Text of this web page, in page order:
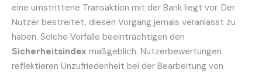
eine umstrittene Transaktion mit der Bank liegt vor. Der
Nutzer bestreitet, diesen Vorgang jemals veranlasst zu
haben. Solche Vorfälle beeinträchtigen den
Sicherheitsindex maßgeblich. Nutzerbewertungen
reflektieren Unzufriedenheit bei der Bearbeitung von